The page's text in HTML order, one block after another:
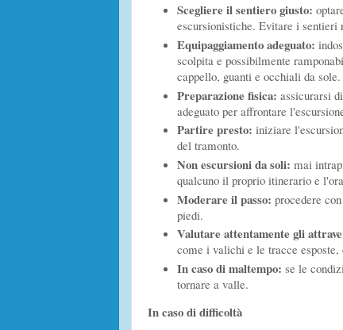
Scegliere il sentiero giusto:
escursionistiche. Evitare i
Equipaggiamento adeguato:
scolpita e possibilmente
cappello, guanti e occhiali da sole.
Preparazione fisica: assicurarsi
adeguato per affrontare
Partire presto: iniziare
del tramonto.
Non escursioni da soli: mai
qualcuno il proprio itinerario e
Moderare il passo: procedere
piedi.
Valutare attentamente gli
come i valichi e le tracce
In caso di maltempo: se le
tornare a valle.
In caso di difficoltà